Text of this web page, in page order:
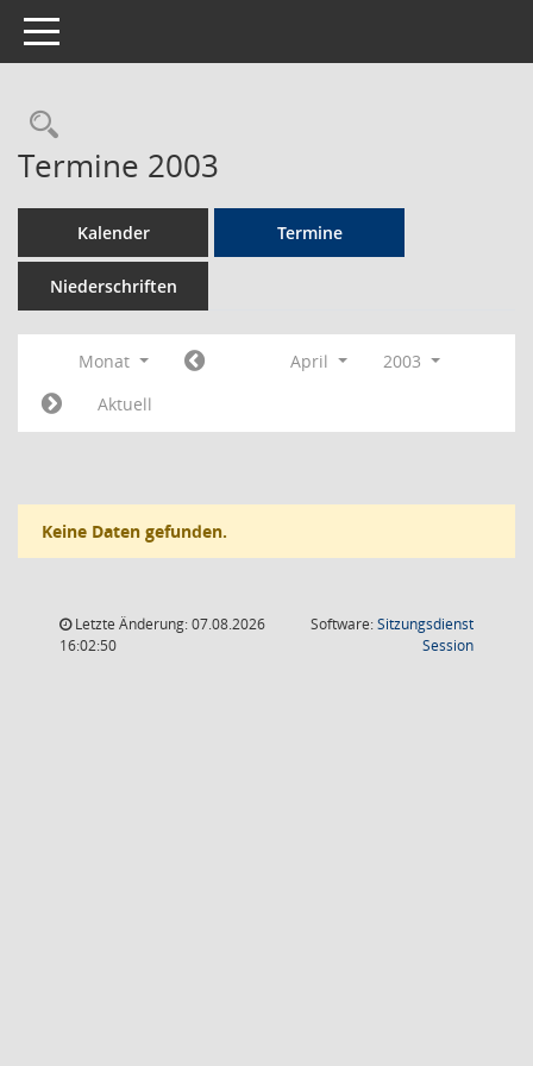
Toggle navigation
Rechercheauswahl
Termine 2003
Kalender Termine
Niederschriften
Monat April
2003
Aktuell
Keine Daten gefunden.
Letzte Änderung: 07.08.2026
16:02:50
Software:Sitzungsdienst
Session(Wird in